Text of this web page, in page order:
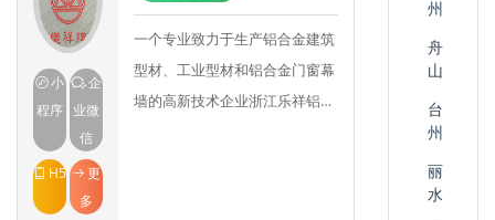
小
程序
企
业微
信
H5
更
多
一个专业致力于生产铝合金建筑
型材、工业型材和铝合金门窗幕
墙的高新技术企业浙江乐祥铝业
州
舟
山
台
州
丽
水